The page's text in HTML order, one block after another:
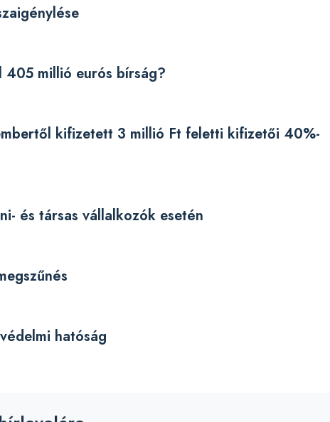
millió eurós bírság?
kifizetett 3 millió Ft feletti kifizetői 40%-
és társas vállalkozók esetén
hatóság